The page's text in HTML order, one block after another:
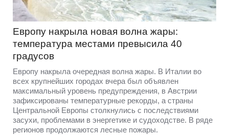
Европу накрыла новая волна жары:
температура местами превысила 40
градусов
Европу накрыла очередная волна жары. В Италии во
всех крупнейших городах вчера был объявлен
максимальный уровень предупреждения, в Австрии
зафиксированы температурные рекорды, а страны
Центральной Европы столкнулись с последствиями
засухи, проблемами в энергетике и судоходстве. В ряде
регионов продолжаются лесные пожары.